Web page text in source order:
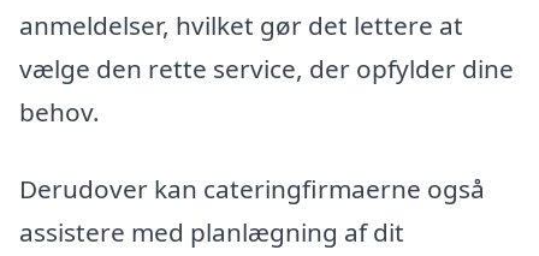
anmeldelser, hvilket gør det lettere at
vælge den rette service, der opfylder dine
behov.
Derudover kan cateringfirmaerne også
assistere med planlægning af dit